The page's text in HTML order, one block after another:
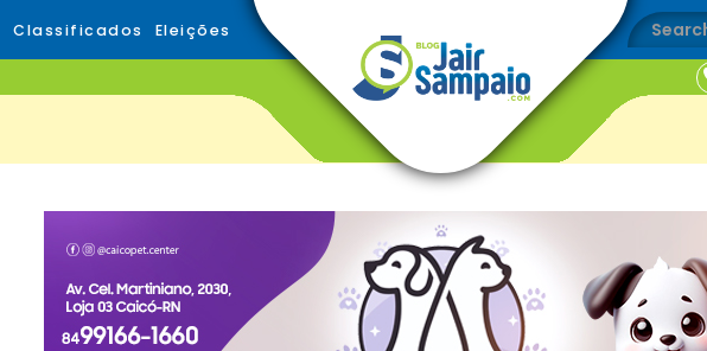
Classificados Eleições